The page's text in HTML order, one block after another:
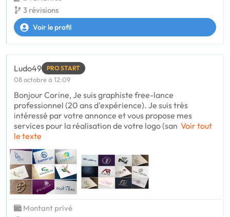
3 révisions
Voir le profil
Ludo49 PRO START
08 octobre à 12:09
Bonjour Corine, Je suis graphiste free-lance
professionnel (20 ans d'expérience). Je suis très
intéressé par votre annonce et vous propose mes
services pour la réalisation de votre logo (san Voir tout
le texte
Montant privé